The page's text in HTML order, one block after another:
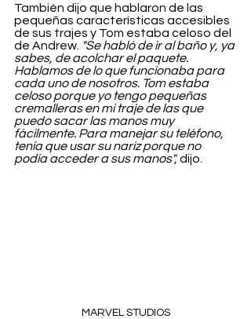
También dijo que hablaron de las
pequeñas características accesibles
de sus trajes y Tom estaba celoso del
de Andrew. "Se habló de ir al baño y, ya
sabes, de acolchar el paquete.
Hablamos de lo que funcionaba para
cada uno de nosotros. Tom estaba
celoso porque yo tengo pequeñas
cremalleras en mi traje de las que
puedo sacar las manos muy
fácilmente. Para manejar su teléfono,
tenía que usar su nariz porque no
podía acceder a sus manos", dijo.
MARVEL STUDIOS